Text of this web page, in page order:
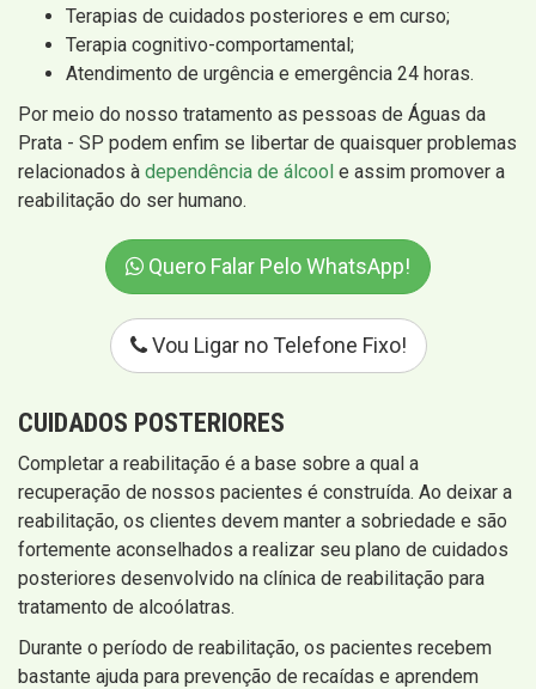
Terapias de cuidados posteriores e em curso;
Terapia cognitivo-comportamental;
Atendimento de urgência e emergência 24 horas.
Por meio do nosso tratamento as pessoas de Águas da
Prata - SP podem enfim se libertar de quaisquer problemas
relacionados à dependência de álcool e assim promover a
reabilitação do ser humano.
Quero Falar Pelo WhatsApp!
Vou Ligar no Telefone Fixo!
CUIDADOS POSTERIORES
Completar a reabilitação é a base sobre a qual a
recuperação de nossos pacientes é construída. Ao deixar a
reabilitação, os clientes devem manter a sobriedade e são
fortemente aconselhados a realizar seu plano de cuidados
posteriores desenvolvido na clínica de reabilitação para
tratamento de alcoólatras.
Durante o período de reabilitação, os pacientes recebem
bastante ajuda para prevenção de recaídas e aprendem